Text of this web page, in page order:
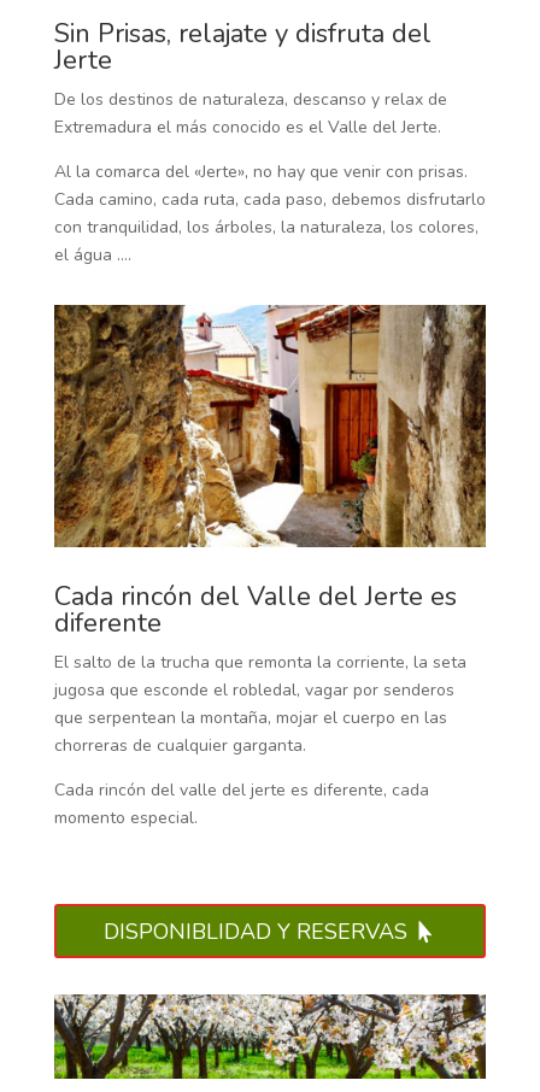
Sin Prisas, relajate y disfruta del
Jerte
De los destinos de naturaleza, descanso y relax de
Extremadura el más conocido es el Valle del Jerte.
Al la comarca del «Jerte», no hay que venir con prisas.
Cada camino, cada ruta, cada paso, debemos disfrutarlo
con tranquilidad, los árboles, la naturaleza, los colores,
el água ….
Cada rincón del Valle del Jerte es
diferente
El salto de la trucha que remonta la corriente, la seta
jugosa que esconde el robledal, vagar por senderos
que serpentean la montaña, mojar el cuerpo en las
chorreras de cualquier garganta.
Cada rincón del valle del jerte es diferente, cada
momento especial.
DISPONIBLIDAD Y RESERVAS